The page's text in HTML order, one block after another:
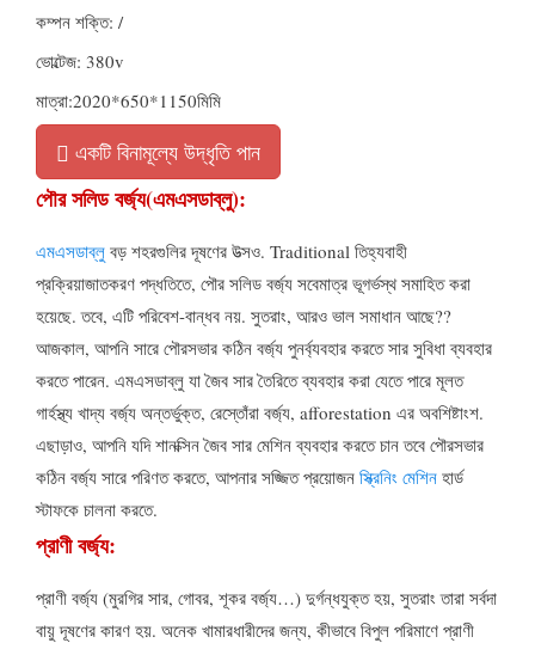
কম্পন শক্তি: /
ভোল্টেজ: 380v
মাত্রা:2020*650*1150মিমি
একটি বিনামূল্যে উদ্ধৃতি পান
পৌর সলিড বর্জ্য(এমএসডাব্লু):
এমএসডাব্লু বড় শহরগুলির দূষণের উত্সও. Traditional তিহ্যবাহী
প্রক্রিয়াজাতকরণ পদ্ধতিতে, পৌর সলিড বর্জ্য সবেমাত্র ভূগর্ভস্থ সমাহিত করা
হয়েছে. তবে, এটি পরিবেশ-বান্ধব নয়. সুতরাং, আরও ভাল সমাধান আছে??
আজকাল, আপনি সারে পৌরসভার কঠিন বর্জ্য পুনর্ব্যবহার করতে সার সুবিধা ব্যবহার
করতে পারেন. এমএসডাব্লু যা জৈব সার তৈরিতে ব্যবহার করা যেতে পারে মূলত
গার্হস্থ্য খাদ্য বর্জ্য অন্তর্ভুক্ত, রেস্তোঁরা বর্জ্য, afforestation এর অবশিষ্টাংশ.
এছাড়াও, আপনি যদি শানক্সিন জৈব সার মেশিন ব্যবহার করতে চান তবে পৌরসভার
কঠিন বর্জ্য সারে পরিণত করতে, আপনার সজ্জিত প্রয়োজন স্ক্রিনিং মেশিন হার্ড
স্টাফকে চালনা করতে.
প্রাণী বর্জ্য:
প্রাণী বর্জ্য (মুরগির সার, গোবর, শূকর বর্জ্য…) দুর্গন্ধযুক্ত হয়, সুতরাং তারা সর্বদা
বায়ু দূষণের কারণ হয়. অনেক খামারধারীদের জন্য, কীভাবে বিপুল পরিমাণে প্রাণী